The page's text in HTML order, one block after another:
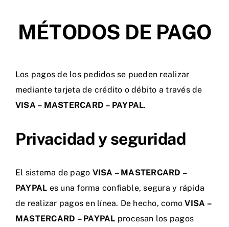
¿Quiénes somos?
Proyectos
Contacto
Tienda Online
MÉTODOS DE PAGO
Los pagos de los pedidos se pueden realizar
mediante tarjeta de crédito o débito a través de
VISA – MASTERCARD – PAYPAL.
Privacidad y seguridad
El sistema de pago VISA – MASTERCARD –
PAYPAL es una forma confiable, segura y rápida
de realizar pagos en línea. De hecho, comoVISA –
MASTERCARD – PAYPAL procesan los pagos